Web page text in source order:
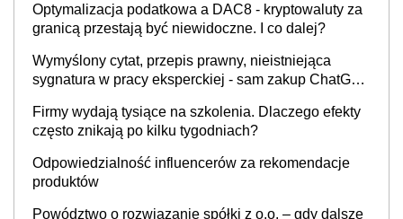
Optymalizacja podatkowa a DAC8 - kryptowaluty za
granicą przestają być niewidoczne. I co dalej?
Wymyślony cytat, przepis prawny, nieistniejąca
sygnatura w pracy eksperckiej - sam zakup ChatGPT
Firmy wydają tysiące na szkolenia. Dlaczego efekty
często znikają po kilku tygodniach?
Odpowiedzialność influencerów za rekomendacje
produktów
Powództwo o rozwiązanie spółki z o.o. – gdy dalsze